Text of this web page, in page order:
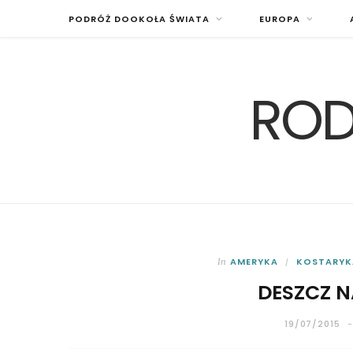
PODRÓŻ DOOKOŁA ŚWIATA EUROPA
In AMERYKA
DESZCZ
19/07/2015